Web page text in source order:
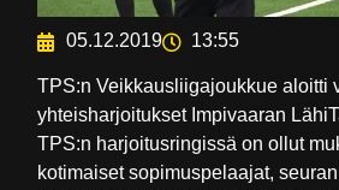
05.12.2019 13:55
TPS:n Veikkausliigajoukkue aloitti
yhteisharjoitukset Impivaaran
TPS:n harjoitusringissä on ollut
kotimaiset sopimuspelaajat,